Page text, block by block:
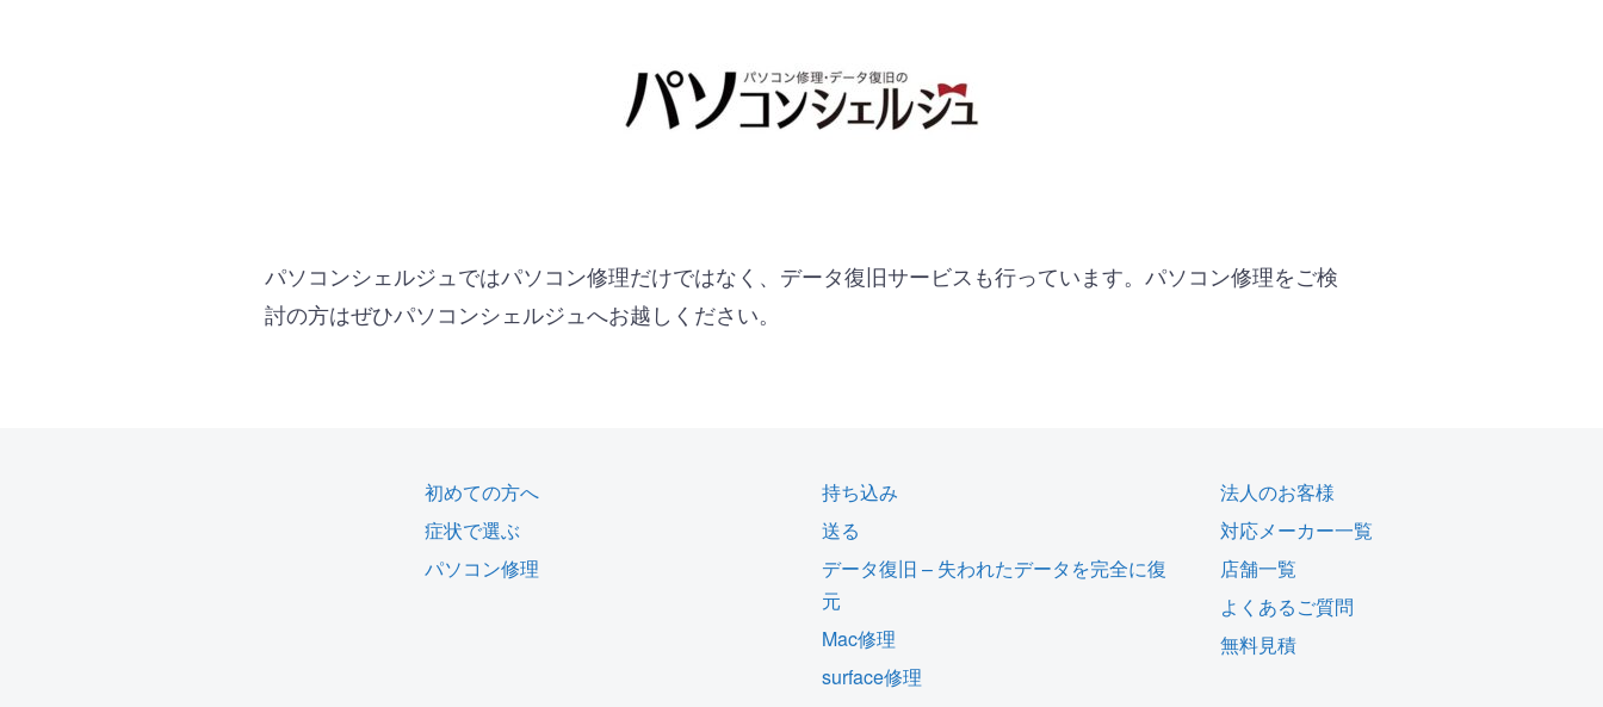
パソコンシェルジュではパソコン修理だけではなく、データ復旧サービスも行っています。パソコン修理をご検
討の方はぜひパソコンシェルジュへお越しください。
初めての方へ
症状で選ぶ
パソコン修理
持ち込み
送る
データ復旧 – 失われたデータを完全に復
元
Mac修理
surface修理
法人のお客様
対応メーカー一覧
店舗一覧
よくあるご質問
無料見積